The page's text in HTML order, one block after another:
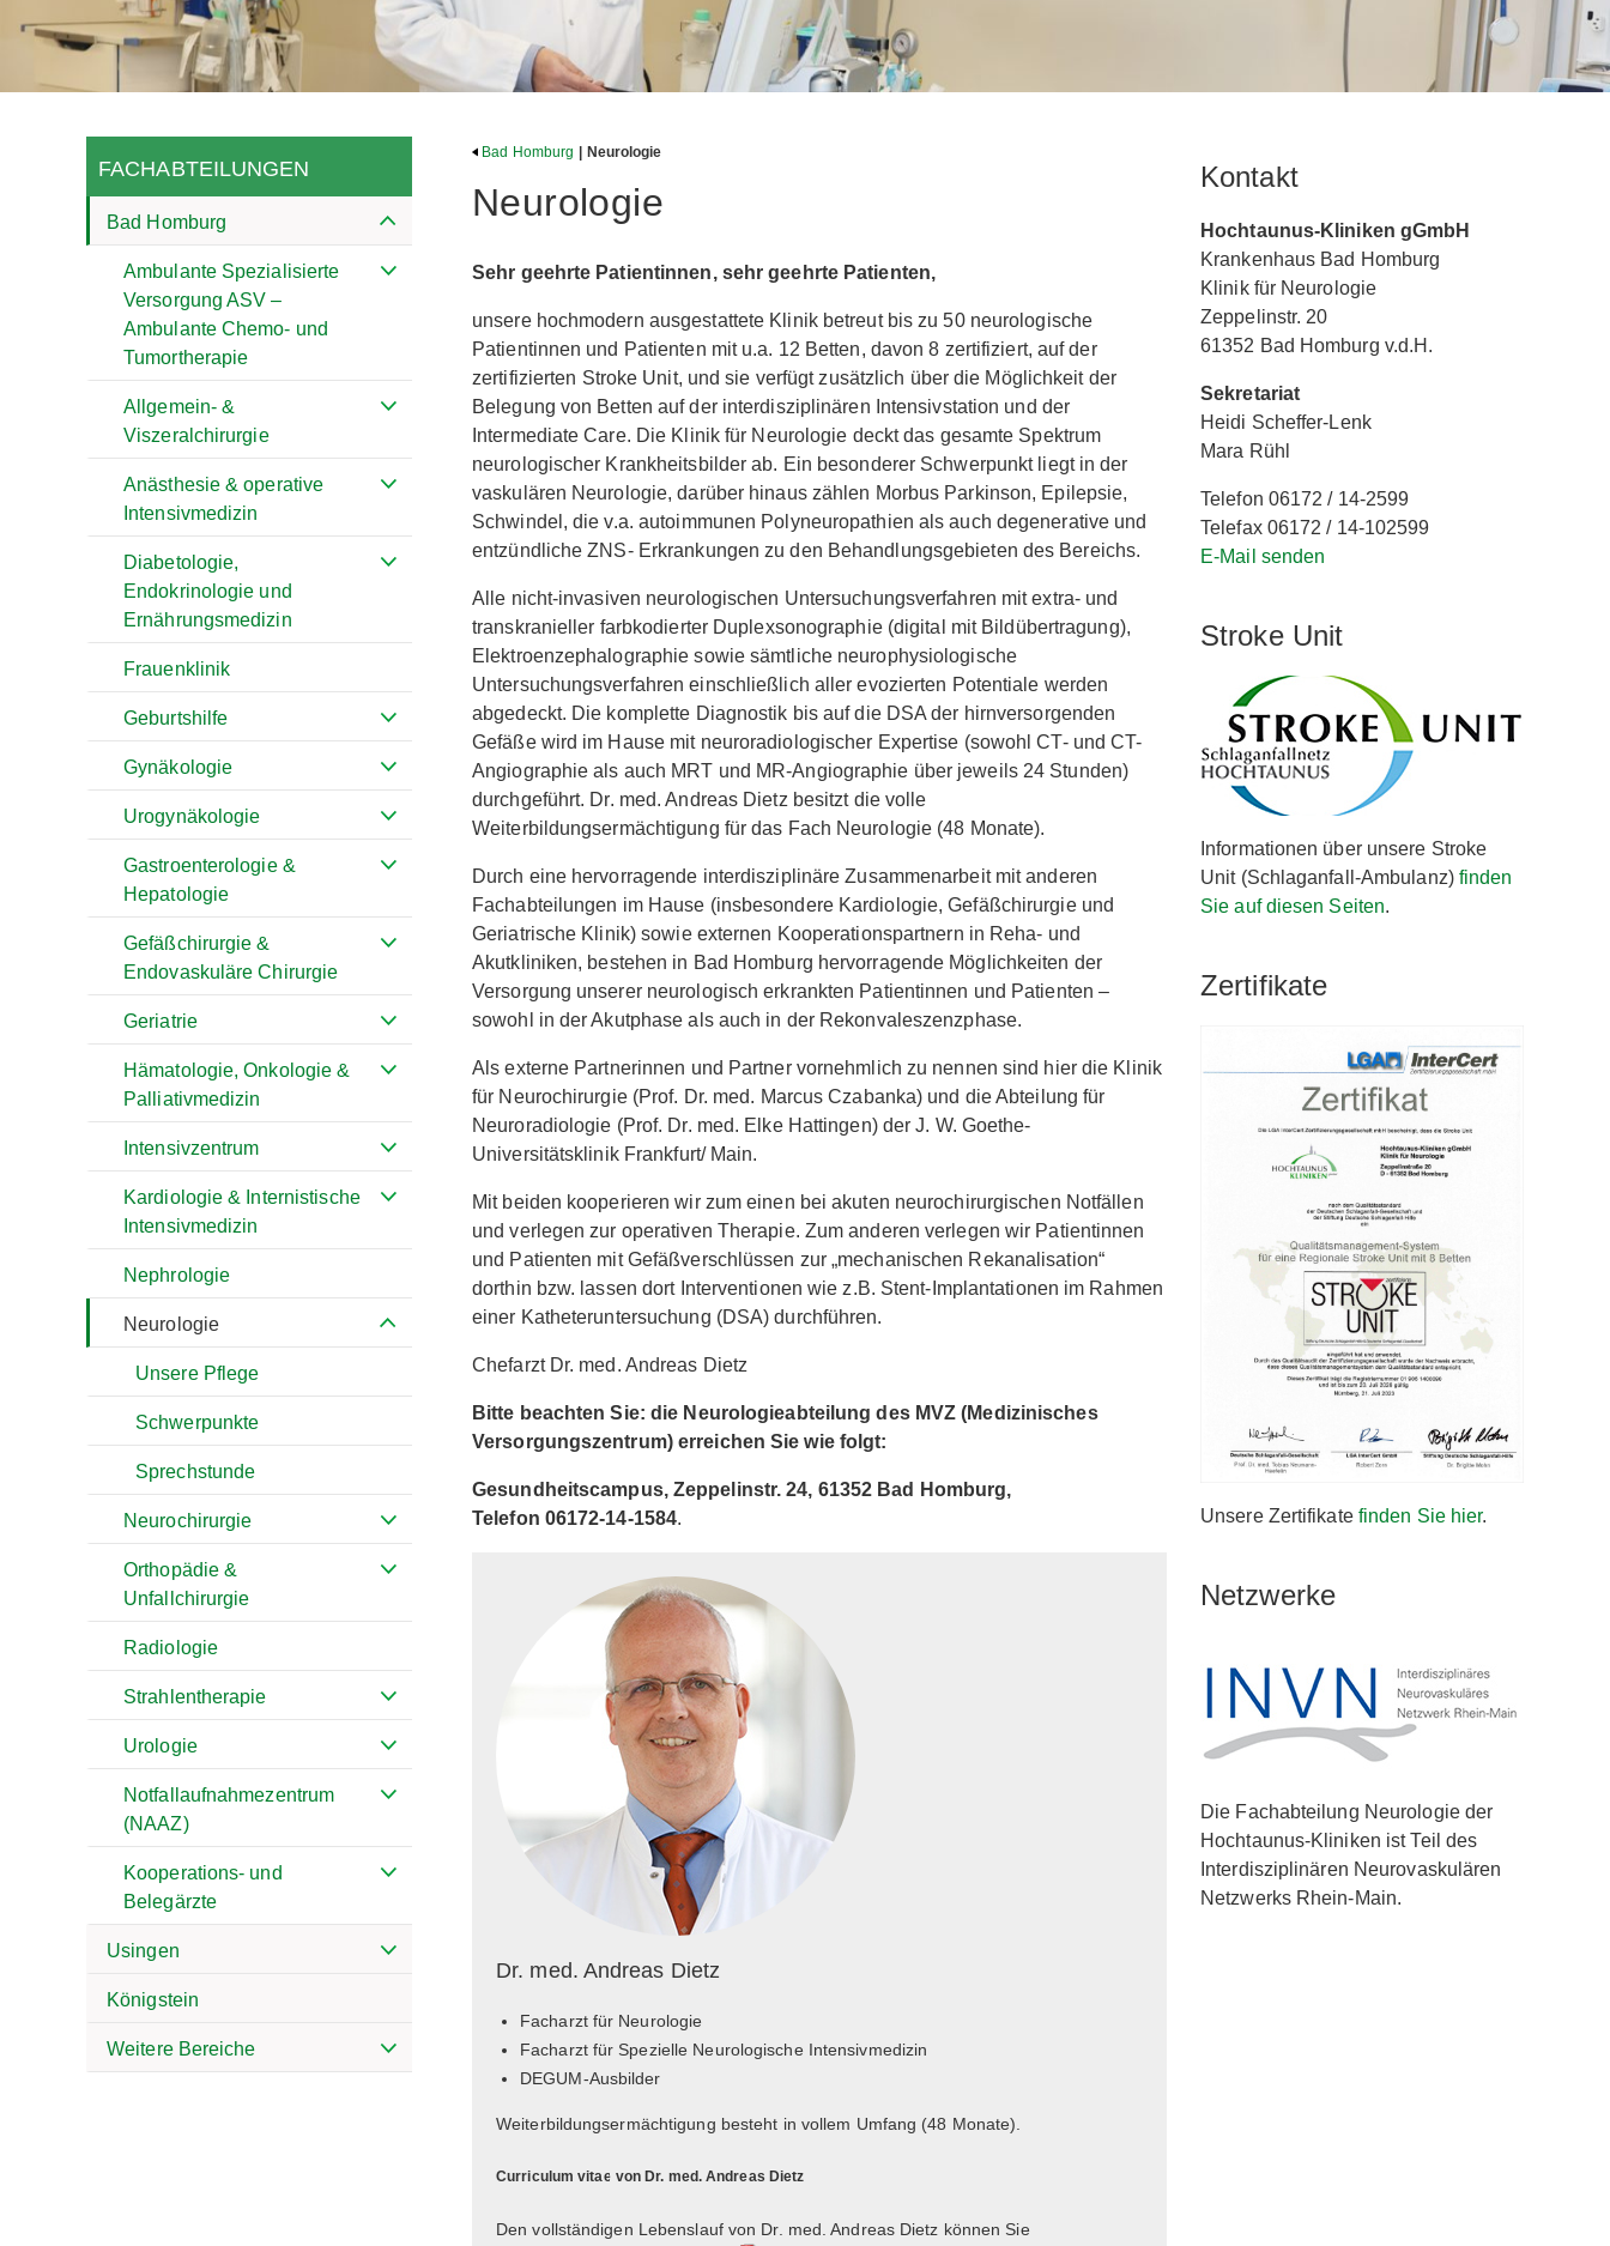
FACHABTEILUNGEN
Bad Homburg
Ambulante Spezialisierte
Versorgung ASV –
Ambulante Chemo- und
Tumortherapie
Allgemein- &
Viszeralchirurgie
Anästhesie & operative
Intensivmedizin
Diabetologie,
Endokrinologie und
Ernährungsmedizin
Frauenklinik
Geburtshilfe
Gynäkologie
Urogynäkologie
Gastroenterologie &
Hepatologie
Gefäßchirurgie &
Endovaskuläre Chirurgie
Geriatrie
Hämatologie, Onkologie &
Palliativmedizin
Intensivzentrum
Kardiologie & Internistische
Intensivmedizin
Nephrologie
Neurologie
Unsere Pflege
Schwerpunkte
Sprechstunde
Neurochirurgie
Orthopädie &
Unfallchirurgie
Radiologie
Strahlentherapie
Urologie
Notfallaufnahmezentrum
(NAAZ)
Kooperations- und
Belegärzte
Usingen
Königstein
Weitere Bereiche
Bad Homburg | Neurologie
Neurologie
Sehr geehrte Patientinnen, sehr geehrte Patienten,
unsere hochmodern ausgestattete Klinik betreut bis zu 50 neurologische
Patientinnen und Patienten mit u.a. 12 Betten, davon 8 zertifiziert, auf der
zertifizierten Stroke Unit, und sie verfügt zusätzlich über die Möglichkeit der
Belegung von Betten auf der interdisziplinären Intensivstation und der
Intermediate Care. Die Klinik für Neurologie deckt das gesamte Spektrum
neurologischer Krankheitsbilder ab. Ein besonderer Schwerpunkt liegt in der
vaskulären Neurologie, darüber hinaus zählen Morbus Parkinson, Epilepsie,
Schwindel, die v.a. autoimmunen Polyneuropathien als auch degenerative und
entzündliche ZNS- Erkrankungen zu den Behandlungsgebieten des Bereichs.
Alle nicht-invasiven neurologischen Untersuchungsverfahren mit extra- und
transkranieller farbkodierter Duplexsonographie (digital mit Bildübertragung),
Elektroenzephalographie sowie sämtliche neurophysiologische
Untersuchungsverfahren einschließlich aller evozierten Potentiale werden
abgedeckt. Die komplette Diagnostik bis auf die DSA der hirnversorgenden
Gefäße wird im Hause mit neuroradiologischer Expertise (sowohl CT- und CT-
Angiographie als auch MRT und MR-Angiographie über jeweils 24 Stunden)
durchgeführt. Dr. med. Andreas Dietz besitzt die volle
Weiterbildungsermächtigung für das Fach Neurologie (48 Monate).
Durch eine hervorragende interdisziplinäre Zusammenarbeit mit anderen
Fachabteilungen im Hause (insbesondere Kardiologie, Gefäßchirurgie und
Geriatrische Klinik) sowie externen Kooperationspartnern in Reha- und
Akutkliniken, bestehen in Bad Homburg hervorragende Möglichkeiten der
Versorgung unserer neurologisch erkrankten Patientinnen und Patienten –
sowohl in der Akutphase als auch in der Rekonvaleszenzphase.
Als externe Partnerinnen und Partner vornehmlich zu nennen sind hier die Klinik
für Neurochirurgie (Prof. Dr. med. Marcus Czabanka) und die Abteilung für
Neuroradiologie (Prof. Dr. med. Elke Hattingen) der J. W. Goethe-
Universitätsklinik Frankfurt/ Main.
Mit beiden kooperieren wir zum einen bei akuten neurochirurgischen Notfällen
und verlegen zur operativen Therapie. Zum anderen verlegen wir Patientinnen
und Patienten mit Gefäßverschlüssen zur „mechanischen Rekanalisation“
dorthin bzw. lassen dort Interventionen wie z.B. Stent-Implantationen im Rahmen
einer Katheteruntersuchung (DSA) durchführen.
Chefarzt Dr. med. Andreas Dietz
Bitte beachten Sie: die Neurologieabteilung des MVZ (Medizinisches
Versorgungszentrum) erreichen Sie wie folgt:
Gesundheitscampus, Zeppelinstr. 24, 61352 Bad Homburg,
Telefon 06172-14-1584.
Dr. med. Andreas Dietz
Facharzt für Neurologie
Facharzt für Spezielle Neurologische Intensivmedizin
DEGUM-Ausbilder
Weiterbildungsermächtigung besteht in vollem Umfang (48 Monate).
Curriculum vitae von Dr. med. Andreas Dietz
Den vollständigen Lebenslauf von Dr. med. Andreas Dietz können Sie
Kontakt
Hochtaunus-Kliniken gGmbH
Krankenhaus Bad Homburg
Klinik für Neurologie
Zeppelinstr. 20
61352 Bad Homburg v.d.H.
Sekretariat
Heidi Scheffer-Lenk
Mara Rühl
Telefon 06172 / 14-2599
Telefax 06172 / 14-102599
E-Mail senden
Stroke Unit
Informationen über unsere Stroke
Unit (Schlaganfall-Ambulanz) finden
Sie auf diesen Seiten.
Zertifikate
Unsere Zertifikate finden Sie hier.
Netzwerke
Die Fachabteilung Neurologie der
Hochtaunus-Kliniken ist Teil des
Interdisziplinären Neurovaskulären
Netzwerks Rhein-Main.